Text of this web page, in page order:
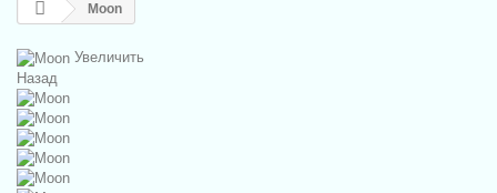
Moon
Увеличить
Назад